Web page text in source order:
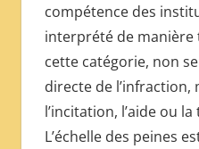
compétence des
interprété de manière
cette catégorie, non
directe de l’infraction,
l’incitation, l’aide ou
L’échelle des peines